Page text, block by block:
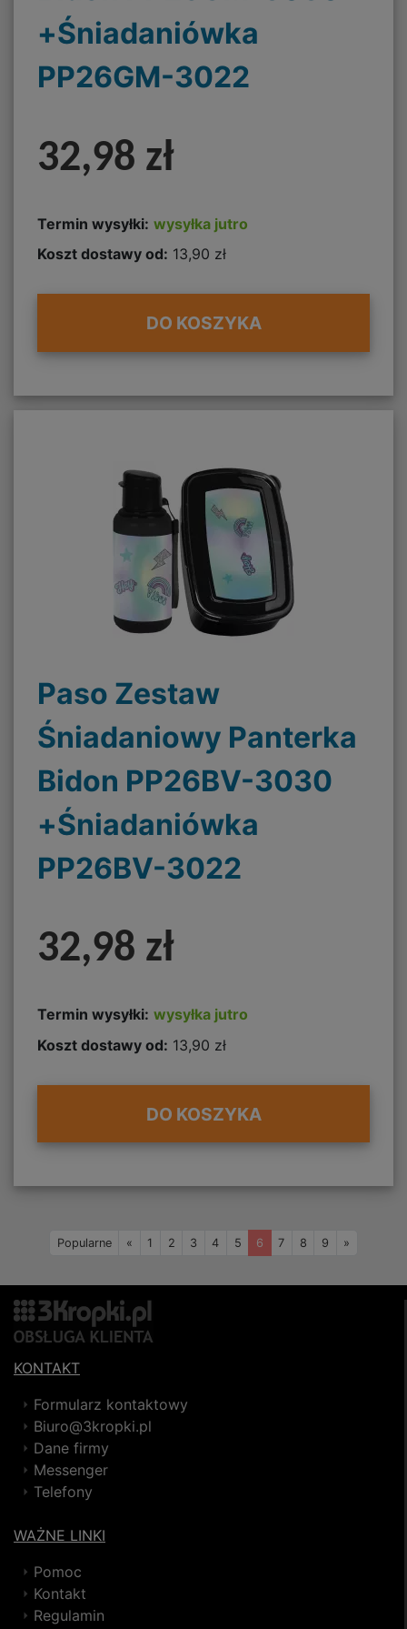
+Śniadaniówka
PP26GM-3022
32,98 zł
Termin wysyłki: wysyłka jutro
Koszt dostawy od: 13,90 zł
DO KOSZYKA
Paso Zestaw
Śniadaniowy Panterka
Bidon PP26BV-3030
+Śniadaniówka
PP26BV-3022
32,98 zł
Termin wysyłki: wysyłka jutro
Koszt dostawy od: 13,90 zł
DO KOSZYKA
Popularne «Wstecz
1 2 3 4 5 6 7 8 9 »
KONTAKT
Formularz kontaktowy
Biuro@3kropki.pl
Dane firmy
Messenger
Telefony
WAŻNE LINKI
Pomoc
Kontakt
Regulamin